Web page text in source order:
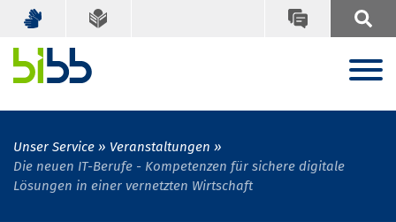
Unser Service
Veranstaltungen
Die neuen IT-Berufe - Kompetenzen für sichere digitale
Lösungen in einer vernetzten Wirtschaft